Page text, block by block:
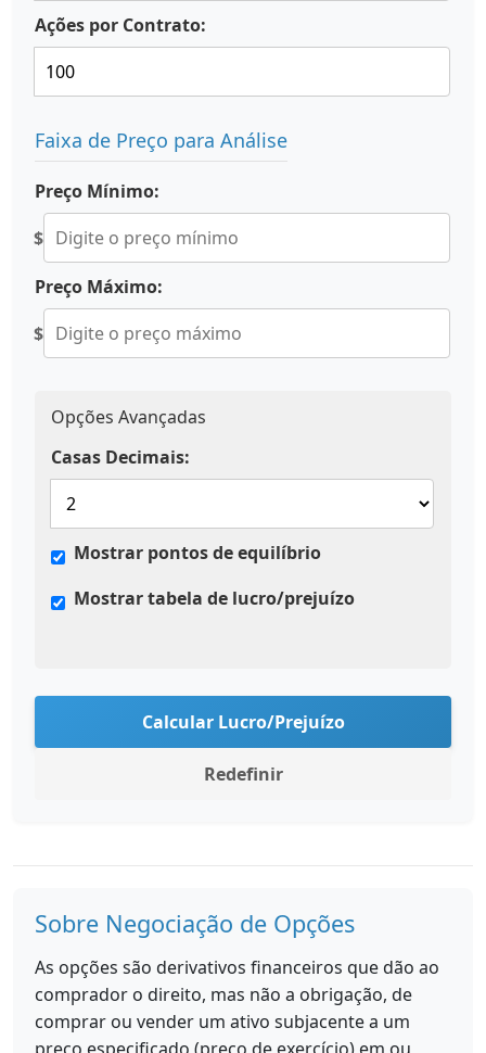
Ações por Contrato:
Faixa de Preço para Análise
Preço Mínimo:
$
Preço Máximo:
$
Opções Avançadas
Casas Decimais:
Mostrar pontos de equilíbrio
Mostrar tabela de lucro/prejuízo
Calcular Lucro/Prejuízo
Redefinir
Sobre Negociação de Opções
As opções são derivativos financeiros que dão ao
comprador o direito, mas não a obrigação, de
comprar ou vender um ativo subjacente a um